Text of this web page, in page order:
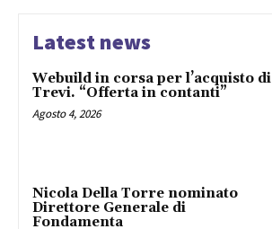
Latest news
Webuild in corsa per l’acquisto di
Trevi. “Offerta in contanti”
Agosto 4, 2026
Nicola Della Torre nominato
Direttore Generale di
Fondamenta